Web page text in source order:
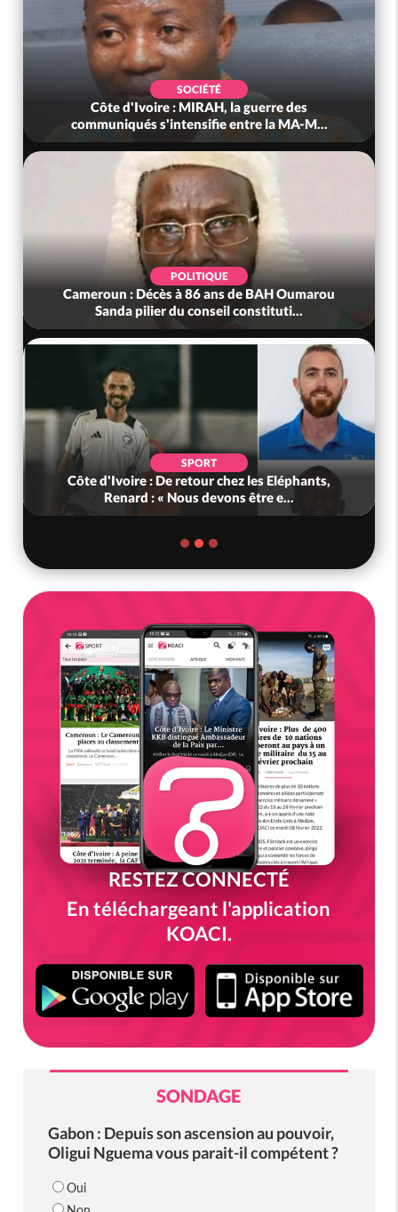
SOCIÉTÉ
Côte d'Ivoire : MIRAH, la guerre des
communiqués s'intensifie entre la MA-M...
POLITIQUE
Cameroun : Décès à 86 ans de BAH Oumarou
Sanda pilier du conseil constituti...
SPORT
Côte d'Ivoire : De retour chez les Eléphants,
Renard : « Nous devons être e...
RESTEZ CONNECTÉ
En téléchargeant l'application
KOACI.
SONDAGE
Gabon : Depuis son ascension au pouvoir,
Oligui Nguema vous parait-il compétent ?
Oui